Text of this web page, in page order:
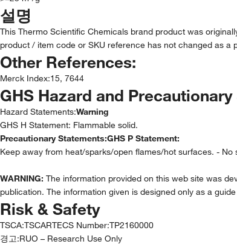
설명
This Thermo Scientific Chemicals brand product was
product / item code or SKU reference has not changed as
Other References:
Merck Index:15, 7644
GHS Hazard and
Hazard Statements:Warning
GHS H Statement: Flammable solid.
Precautionary Statements:GHS P Statement:
Keep away from heat/sparks/open flames/hot surfaces. - No
WARNING: The information provided on this web site was
publication. The information given is designed only as a
Risk & Safety
TSCA:TSCARTECS Number:TP2160000
경고:RUO – Research Use Only